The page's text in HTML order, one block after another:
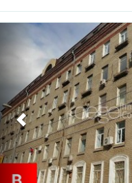
Previous